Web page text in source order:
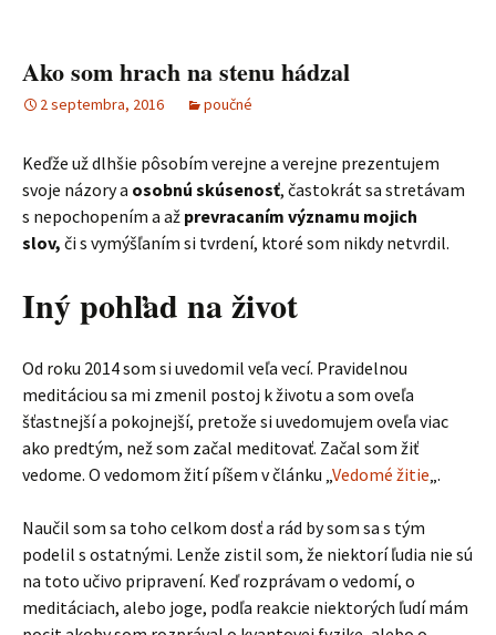
Ako som hrach na stenu hádzal
2 septembra, 2016 poučné
Keďže už dlhšie pôsobím verejne a verejne prezentujem
svoje názory a osobnú skúsenosť, častokrát sa stretávam
s nepochopením a až prevracaním významu mojich
slov, či s vymýšľaním si tvrdení, ktoré som nikdy netvrdil.
Iný pohľad na život
Od roku 2014 som si uvedomil veľa vecí. Pravidelnou
meditáciou sa mi zmenil postoj k životu a som oveľa
šťastnejší a pokojnejší, pretože si uvedomujem oveľa viac
ako predtým, než som začal meditovať. Začal som žiť
vedome. O vedomom žití píšem v článku „Vedomé žitie„.
Naučil som sa toho celkom dosť a rád by som sa s tým
podelil s ostatnými. Lenže zistil som, že niektorí ľudia nie sú
na toto učivo pripravení. Keď rozprávam o vedomí, o
meditáciach, alebo joge, podľa reakcie niektorých ľudí mám